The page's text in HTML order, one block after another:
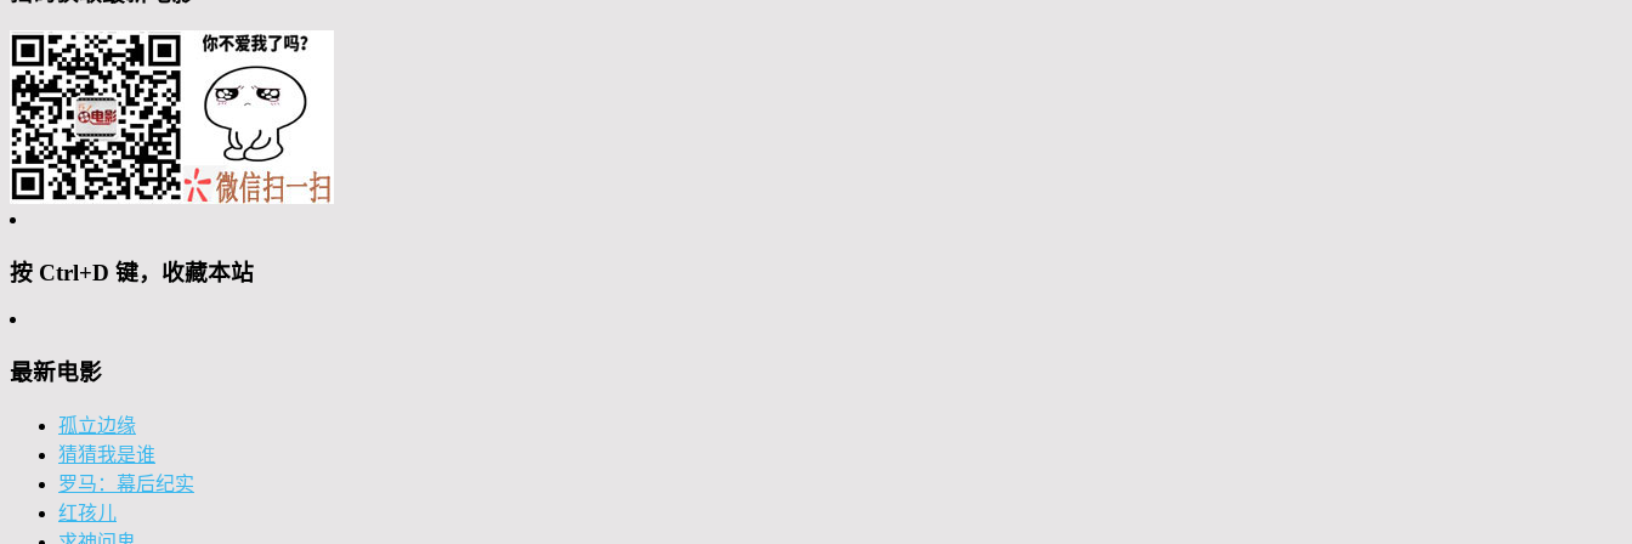
按 Ctrl+D 键，收藏本站
最新电影
孤立边缘
猜猜我是谁
罗马：幕后纪实
红孩儿